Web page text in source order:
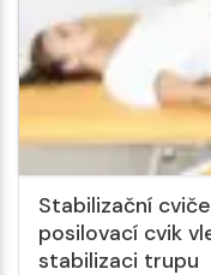
Stabilizační
posilovací cvik
stabilizaci trupu